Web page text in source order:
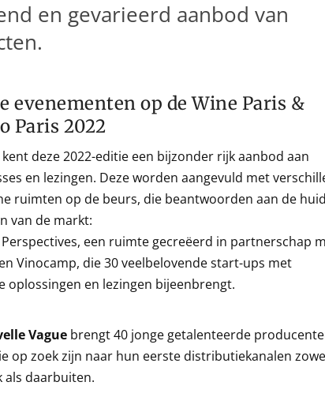
en gevarieerd aanbod van
evenementen op de Wine Paris &
Paris 2022
deze 2022-editie een bijzonder rijk aanbod aan
en lezingen. Deze worden aangevuld met
ruimten op de beurs, die beantwoorden aan de
van de markt:
Perspectives, een ruimte gecreëerd in partnerschap
Vinocamp, die 30 veelbelovende start-ups met
oplossingen en lezingen bijeenbrengt.
Vague brengt 40 jonge getalenteerde
op zoek zijn naar hun eerste distributiekanalen
als daarbuiten.